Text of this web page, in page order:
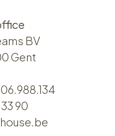
BV
Gent
90